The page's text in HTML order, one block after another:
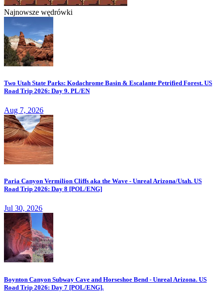
Najnowsze wędrówki
Two Utah State Parks: Kodachrome Basin & Escalante Petrified Forest. US
Road Trip 2026: Day 9. PL/EN
Aug 7, 2026
Paria Canyon Vermilion Cliffs aka the Wave - Unreal Arizona/Utah. US
Road Trip 2026: Day 8 [POL/ENG]
Jul 30, 2026
Boynton Canyon Subway Cave and Horseshoe Bend - Unreal Arizona. US
Road Trip 2026: Day 7 [POL/ENG].